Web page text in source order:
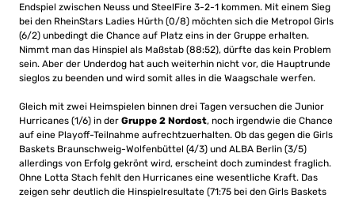
Endspiel zwischen Neuss und SteelFire 3-2-1 kommen. Mit einem Sieg
bei den RheinStars Ladies Hürth (0/8) möchten sich die Metropol Girls
(6/2) unbedingt die Chance auf Platz eins in der Gruppe erhalten.
Nimmt man das Hinspiel als Maßstab (88:52), dürfte das kein Problem
sein. Aber der Underdog hat auch weiterhin nicht vor, die Hauptrunde
sieglos zu beenden und wird somit alles in die Waagschale werfen.
Gleich mit zwei Heimspielen binnen drei Tagen versuchen die Junior
Hurricanes (1/6) in der Gruppe 2 Nordost, noch irgendwie die Chance
auf eine Playoff-Teilnahme aufrechtzuerhalten. Ob das gegen die Girls
Baskets Braunschweig-Wolfenbüttel (4/3) und ALBA Berlin (3/5)
allerdings von Erfolg gekrönt wird, erscheint doch zumindest fraglich.
Ohne Lotta Stach fehlt den Hurricanes eine wesentliche Kraft. Das
zeigen sehr deutlich die Hinspielresultate (71:75 bei den Girls Baskets